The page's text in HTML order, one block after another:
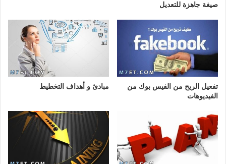
صيغة جاهزة للتعديل
تفعيل الربح من الفيس بوك من
الفيديوهات
مبادئ و أهداف التخطيط